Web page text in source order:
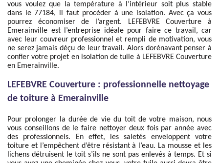
vous voulez que la température à l’intérieur soit plus stable
dans le 77184, il faut procéder à une isolation. Avec ça vous
pourrez économiser de l’argent. LEFEBVRE Couverture à
Emerainville est l’entreprise idéale pour faire ce travail, car
avec leur couvreur professionnel et rempli de motivation, vous
ne serez jamais déçu de leur travail. Alors dorénavant penser à
confier votre projet en isolation de tuile à LEFEBVRE Couverture
en Emerainville.
LEFEBVRE Couverture : professionnelle nettoyage
de toiture à Emerainville
Pour prolonger la durée de vie du toit de votre maison, nous
vous conseillons de le faire nettoyer deux fois par année avec
des professionnels. En effet, les saletés enveloppent votre
toiture et l’empêchent d’être résistant à l’eau. La mousse et les
lichens détruisent le toit s’ils ne sont pas enlevés à temps. Et si